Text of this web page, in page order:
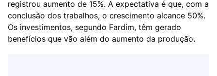
registrou aumento de 15%. A expectativa é que, com a
conclusão dos trabalhos, o crescimento alcance 50%.
Os investimentos, segundo Fardim, têm gerado
benefícios que vão além do aumento da produção.